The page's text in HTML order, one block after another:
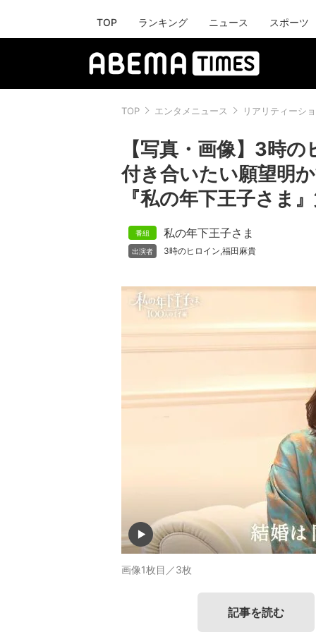
TOP ランキング ニュース スポーツ
TOP エンタメニュース リアリティーシ
【写真・画像】3時
付き合いたい願望明
『私の年下王子さま
私の年下王子さま
3時のヒロイン,福田麻貴
画像1枚目／3枚
記事を読む